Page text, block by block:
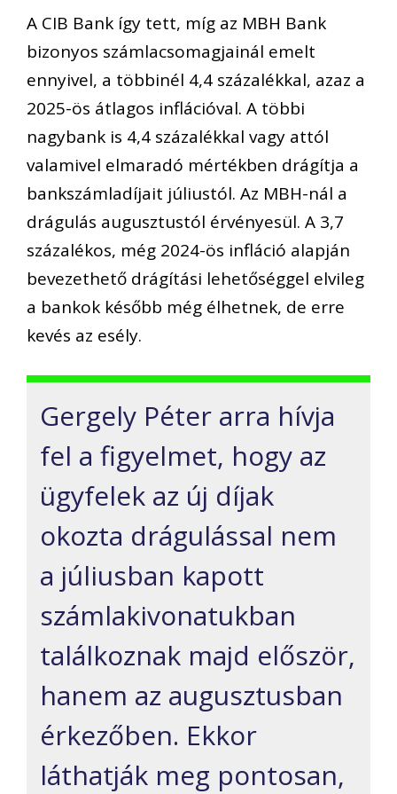
A CIB Bank így tett, míg az MBH Bank
bizonyos számlacsomagjainál emelt
ennyivel, a többinél 4,4 százalékkal, azaz a
2025-ös átlagos inflációval. A többi
nagybank is 4,4 százalékkal vagy attól
valamivel elmaradó mértékben drágítja a
bankszámladíjait júliustól. Az MBH-nál a
drágulás augusztustól érvényesül. A 3,7
százalékos, még 2024-ös infláció alapján
bevezethető drágítási lehetőséggel elvileg
a bankok később még élhetnek, de erre
kevés az esély.
Gergely Péter arra hívja
fel a figyelmet, hogy az
ügyfelek az új díjak
okozta drágulással nem
a júliusban kapott
számlakivonatukban
találkoznak majd először,
hanem az augusztusban
érkezőben. Ekkor
láthatják meg pontosan,